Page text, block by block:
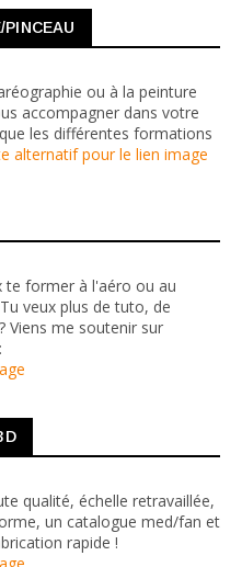
ou à la peinture
accompagner dans votre
les différentes formations
te former à l'aéro ou au
veux plus de tuto, de
Viens me soutenir sur
qualité, échelle retravaillée,
un catalogue med/fan et
rapide !